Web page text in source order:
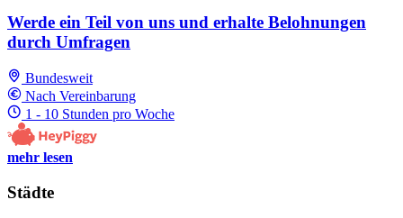
Werde ein Teil von uns und erhalte Belohnungen
durch Umfragen
Bundesweit
Nach Vereinbarung
1 - 10 Stunden pro Woche
mehr lesen
Städte